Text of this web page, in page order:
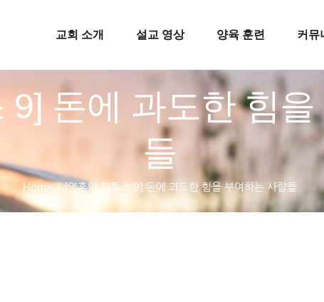
교회 소개 설교 영상 양육 훈련 커뮤
9] 돈에 과도한 힘
들
Home / [영혼의 디톡스 9] 돈에 과도한 힘을 부여하는 사람들